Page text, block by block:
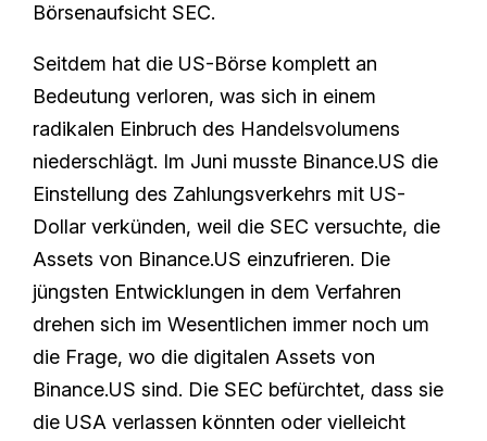
Börsenaufsicht SEC.
Seitdem hat die US-Börse komplett an
Bedeutung verloren, was sich in einem
radikalen Einbruch des Handelsvolumens
niederschlägt. Im Juni musste Binance.US die
Einstellung des Zahlungsverkehrs mit US-
Dollar verkünden, weil die SEC versuchte, die
Assets von Binance.US einzufrieren. Die
jüngsten Entwicklungen in dem Verfahren
drehen sich im Wesentlichen immer noch um
die Frage, wo die digitalen Assets von
Binance.US sind. Die SEC befürchtet, dass sie
die USA verlassen könnten oder vielleicht